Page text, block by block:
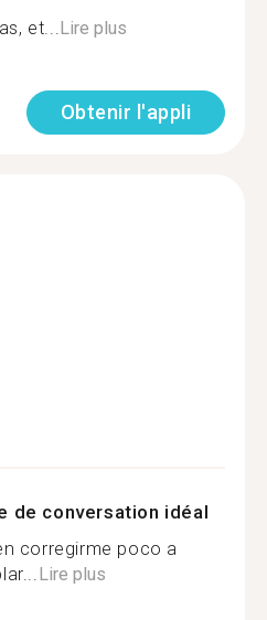
et... Lire plus
Obtenir l'appli
de conversation idéal
corregirme poco a
Lire plus